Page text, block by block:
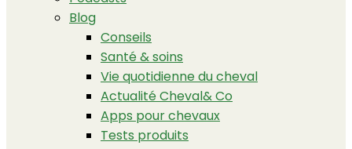
Blog
Conseils
Santé & soins
Vie quotidienne du cheval
Actualité Cheval& Co
Apps pour chevaux
Tests produits